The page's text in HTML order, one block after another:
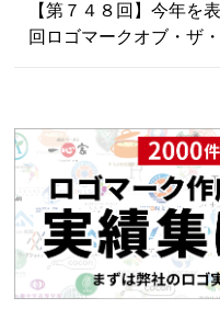
【第７４８回】今年を
回ロゴマークオブ・ザ